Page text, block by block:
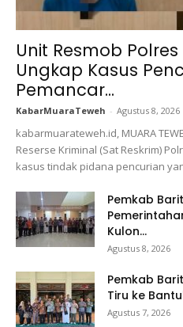
Unit Resmob
Ungkap Kasus
Pemancar...
KabarMuaraTeweh - Agustus 8, 2026
kabarmuarateweh.id, MUARA
Reserse Kriminal (Sat Reskrim)
kasus tindak pidana pencurian
Pemkab
Kulon...
Agustus 8, 2026
Pemkab
Tiru ke
Agustus 7, 2026